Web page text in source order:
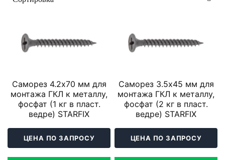
Саморез 4.2х70 мм для
монтажа ГКЛ к металлу,
фосфат (1 кг в пласт.
ведре) STARFIX
ЦЕНА ПО ЗАПРОСУ
Саморез 3.5х45 мм для
монтажа ГКЛ к металлу,
фосфат (2 кг в пласт.
ведре) STARFIX
ЦЕНА ПО ЗАПРОСУ